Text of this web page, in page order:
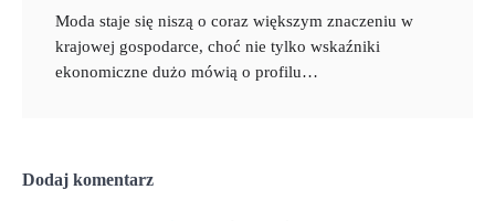
Moda staje się niszą o coraz większym znaczeniu w
krajowej gospodarce, choć nie tylko wskaźniki
ekonomiczne dużo mówią o profilu…
Dodaj komentarz